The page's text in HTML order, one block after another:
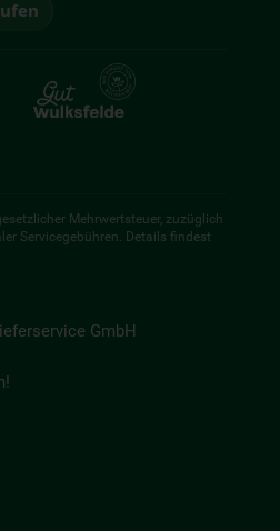
Mehrwertsteuer, zuzüglich
Servicegebühren. Details findest
GmbH